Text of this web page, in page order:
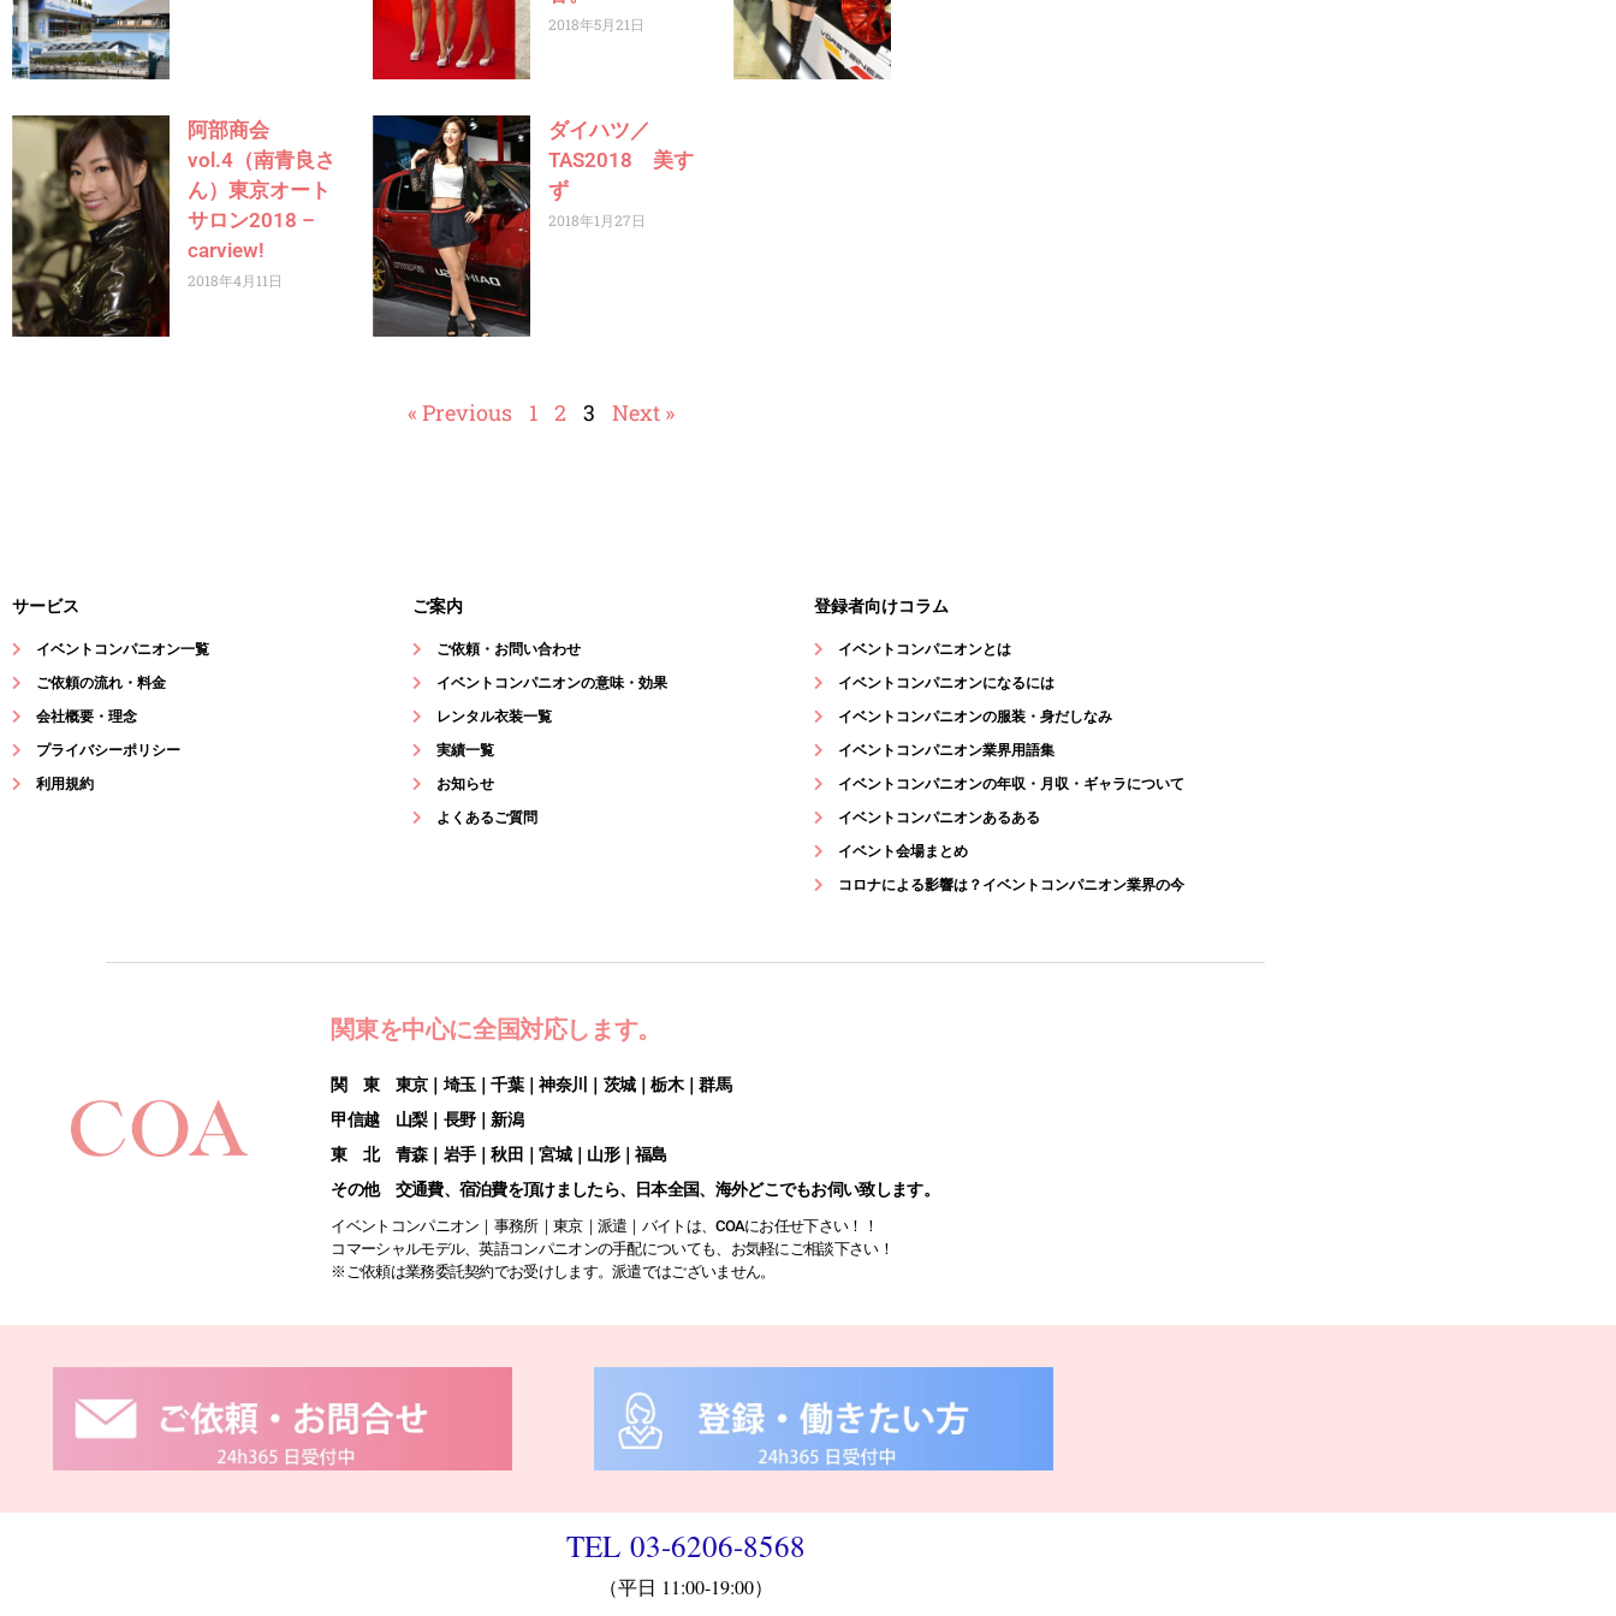
2018年5月21日
阿部商会
vol.4（南青良さ
ん）東京オート
サロン2018 –
carview!
2018年4月11日
ダイハツ／
TAS2018 美す
ず
2018年1月27日
« Previous 1 2 3 Next »
サービス
イベントコンパニオン一覧
ご依頼の流れ・料金
会社概要・理念
プライバシーポリシー
利用規約
ご案内
ご依頼・お問い合わせ
イベントコンパニオンの意味・効果
レンタル衣装一覧
実績一覧
お知らせ
よくあるご質問
登録者向けコラム
イベントコンパニオンとは
イベントコンパニオンになるには
イベントコンパニオンの服装・身だしなみ
イベントコンパニオン業界用語集
イベントコンパニオンの年収・月収・ギャラについて
イベントコンパニオンあるある
イベント会場まとめ
コロナによる影響は？イベントコンパニオン業界の今
関東を中心に全国対応します。
関 東 東京｜埼玉｜千葉｜神奈川｜茨城｜栃木｜群馬
甲信越 山梨｜長野｜新潟
東 北 青森｜岩手｜秋田｜宮城｜山形｜福島
その他 交通費、宿泊費を頂けましたら、日本全国、海外どこでもお伺い致します。
イベントコンパニオン｜事務所｜東京｜派遣｜バイトは、COAにお任せ下さい！！
コマーシャルモデル、英語コンパニオンの手配についても、お気軽にご相談下さい！
※ご依頼は業務委託契約でお受けします。派遣ではございません。
TEL 03-6206-8568
（平日 11:00-19:00）